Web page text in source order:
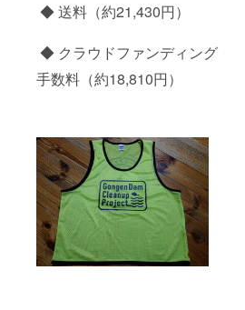
◆ 送料（約21,430円）
◆ クラウドファンディング
手数料（約18,810円）